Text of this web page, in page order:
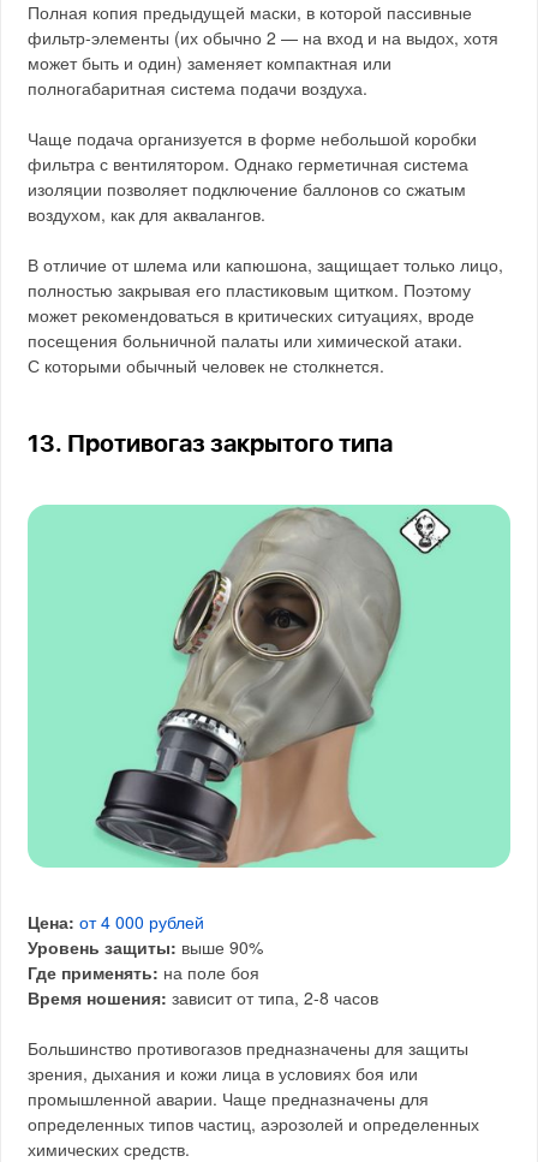
Полная копия предыдущей маски, в которой пассивные
фильтр-элементы (их обычно 2 — на вход и на выдох, хотя
может быть и один) заменяет компактная или
полногабаритная система подачи воздуха.
Чаще подача организуется в форме небольшой коробки
фильтра с вентилятором. Однако герметичная система
изоляции позволяет подключение баллонов со сжатым
воздухом, как для аквалангов.
В отличие от шлема или капюшона, защищает только лицо,
полностью закрывая его пластиковым щитком. Поэтому
может рекомендоваться в критических ситуациях, вроде
посещения больничной палаты или химической атаки.
С которыми обычный человек не столкнется.
13. Противогаз закрытого типа
Цена: от 4 000 рублей
Уровень защиты: выше 90%
Где применять: на поле боя
Время ношения: зависит от типа, 2-8 часов
Большинство противогазов предназначены для защиты
зрения, дыхания и кожи лица в условиях боя или
промышленной аварии. Чаще предназначены для
определенных типов частиц, аэрозолей и определенных
химических средств.